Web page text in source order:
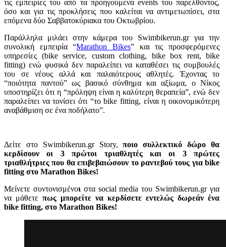
τις εμπειρίες του από τα προηγούμενα events του παρελθόντος,
όσο και για τις προκλήσεις που καλείται να αντιμετωπίσει, στα
επόμενα δύο Σαββατοκύριακα του Οκτωβρίου.
Παράλληλα μιλάει στην κάμερα του Swimbikerun.gr για την
συνολική εμπειρία “Marathon Bikes” και τις προσφερόμενες
υπηρεσίες (bike service, custom clothing, bike box rent, bike
fitting) ενώ φυσικά δεν παραλείπει να καταθέσει τις συμβουλές
του σε νέους αλλά και παλαιότερους αθλητές. Έχοντας το
“ποιότητα παντού” ως βασικό σύνθημα και αξίωμα, ο Νίκος
υποστηρίζει ότι η “πρόληψη είναι η καλύτερη θεραπεία”, ενώ δεν
παραλείπει να τονίσει ότι “το bike fitting, είναι η οικονομικότερη
αναβάθμιση σε ένα ποδήλατο”.
Δείτε στο Swimbikerun.gr Story,ποιο συλλεκτικό δώρο θα
κερδίσουν οι 3 πρώτοι τριαθλητές και οι 3 πρώτες
τριαθλήτριες που θα επιβεβαιώσουν το ραντεβού τους για bike
fitting στο Marathon Bikes!
Μείνετε συντονισμένοι στα social media του Swimbikerun.gr για
να μάθετε πως μπορείτε να κερδίσετε εντελώς δωρεάν ένα
bike fitting, στο Marathon Bikes!